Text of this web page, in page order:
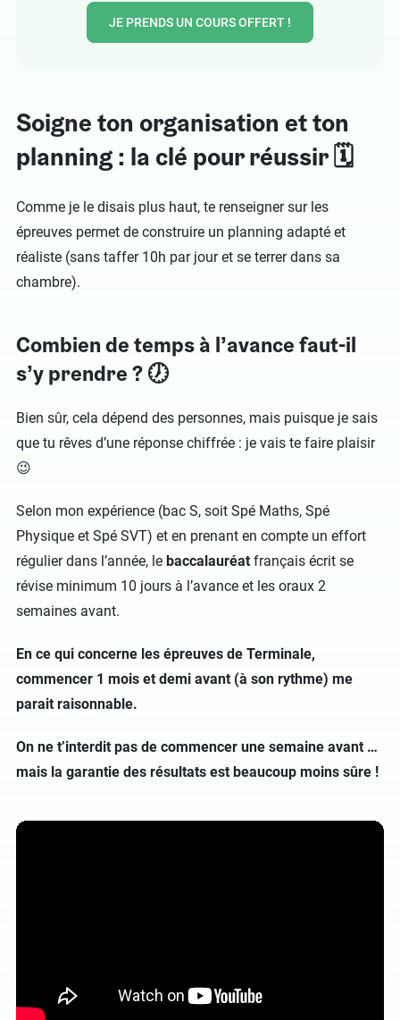
JE PRENDS UN COURS OFFERT !
Soigne ton organisation et ton
planning : la clé pour réussir 🗓
Comme je le disais plus haut, te renseigner sur les
épreuves permet de construire un planning adapté et
réaliste (sans taffer 10h par jour et se terrer dans sa
chambre).
Combien de temps à l’avance faut-il
s’y prendre ? 🕖
Bien sûr, cela dépend des personnes, mais puisque je sais
que tu rêves d’une réponse chiffrée : je vais te faire plaisir
😉
Selon mon expérience (bac S, soit Spé Maths, Spé
Physique et Spé SVT) et en prenant en compte un effort
régulier dans l’année, le baccalauréat français écrit se
révise minimum 10 jours à l’avance et les oraux 2
semaines avant.
En ce qui concerne les épreuves de Terminale,
commencer 1 mois et demi avant (à son rythme) me
parait raisonnable.
On ne t’interdit pas de commencer une semaine avant …
mais la garantie des résultats est beaucoup moins sûre !